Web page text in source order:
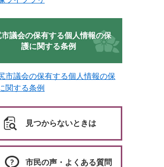
議会の保有する個人情報の保
護に関する条例
市議会の保有する個人情報の保
関する条例
見つからないときは
市民の声・よくある質問